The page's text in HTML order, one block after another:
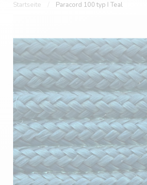
Startseite Paracord 100 typ I Teal